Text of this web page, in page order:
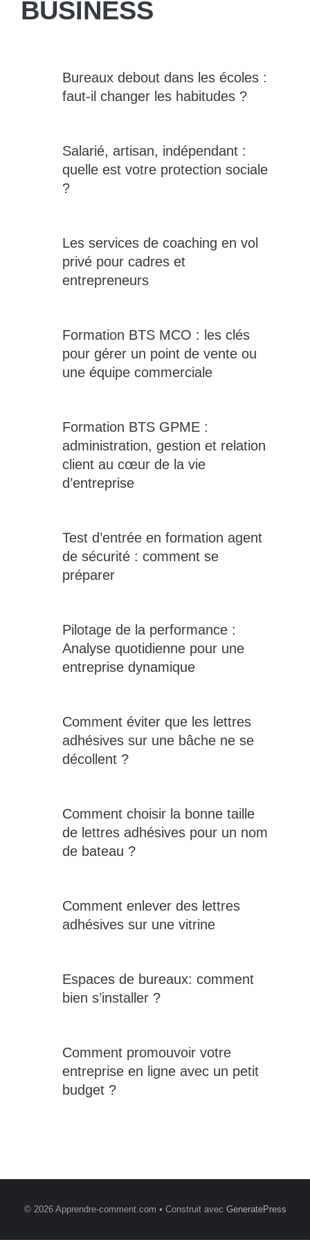
BUSINESS
Bureaux debout dans les écoles :
faut-il changer les habitudes ?
Salarié, artisan, indépendant :
quelle est votre protection sociale
?
Les services de coaching en vol
privé pour cadres et
entrepreneurs
Formation BTS MCO : les clés
pour gérer un point de vente ou
une équipe commerciale
Formation BTS GPME :
administration, gestion et relation
client au cœur de la vie
d’entreprise
Test d’entrée en formation agent
de sécurité : comment se
préparer
Pilotage de la performance :
Analyse quotidienne pour une
entreprise dynamique
Comment éviter que les lettres
adhésives sur une bâche ne se
décollent ?
Comment choisir la bonne taille
de lettres adhésives pour un nom
de bateau ?
Comment enlever des lettres
adhésives sur une vitrine
Espaces de bureaux: comment
bien s’installer ?
Comment promouvoir votre
entreprise en ligne avec un petit
budget ?
© 2026 Apprendre-comment.com • Construit avec GeneratePress